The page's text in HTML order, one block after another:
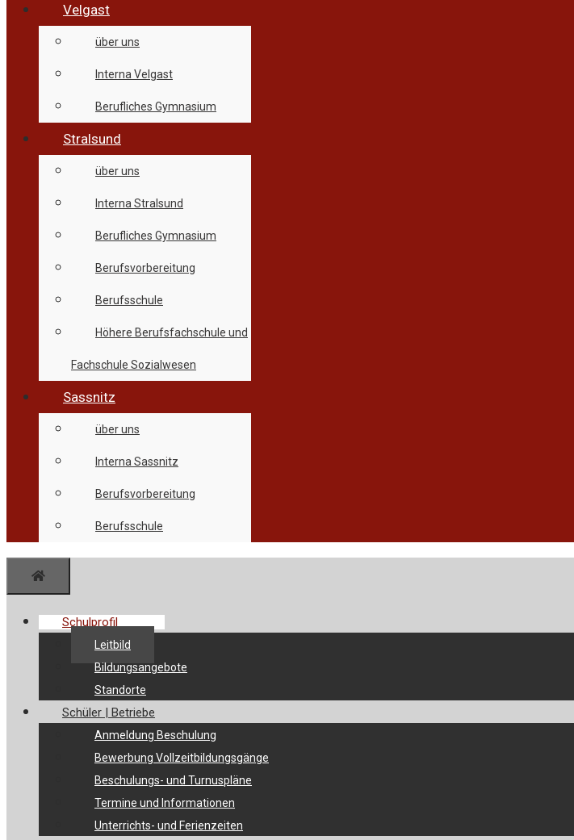
Velgast
über uns
Interna Velgast
Berufliches Gymnasium
Stralsund
über uns
Interna Stralsund
Berufliches Gymnasium
Berufsvorbereitung
Berufsschule
Höhere Berufsfachschule und
Fachschule Sozialwesen
Sassnitz
über uns
Interna Sassnitz
Berufsvorbereitung
Berufsschule
Schulprofil
Leitbild
Bildungsangebote
Standorte
Schüler | Betriebe
Anmeldung Beschulung
Bewerbung Vollzeitbildungsgänge
Beschulungs- und Turnuspläne
Termine und Informationen
Unterrichts- und Ferienzeiten